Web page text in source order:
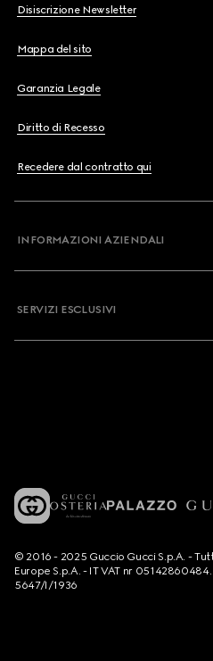
Disiscrizione Newsletter
Mappa del sito
Garanzia Legale
Diritto di Recesso
Recedere dal contratto qui
INFORMAZIONI AZIENDALI
SERVIZI ESCLUSIVI
© 2016 - 2025 Guccio Gucci S.p.A. -
Europe S.p.A. - IT VAT nr
5647/I/1936